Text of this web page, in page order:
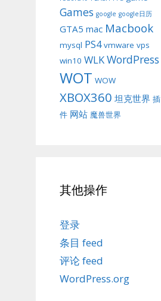
Games google google日历
GTA5 mac Macbook
mysql PS4 vmware vps
win10 WLKWordPress
WOT WOW
XBOX360 坦克世界 插
件 网站 魔兽世界
其他操作
登录
条目 feed
评论 feed
WordPress.org